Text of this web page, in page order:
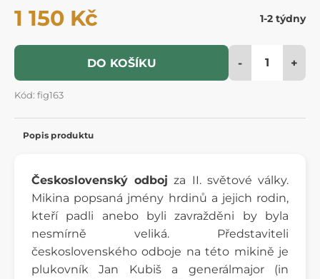
1 150 Kč 1-2 týdny
DO KOŠÍKU - +
Kód: fig163
Popis produktu
Československý odboj za II. světové války.
Mikina popsaná jmény hrdinů a jejich rodin,
kteří padli anebo byli zavražděni by byla
nesmírně veliká. Představiteli
československého odboje na této mikině je
plukovník Jan Kubiš a generálmajor (in